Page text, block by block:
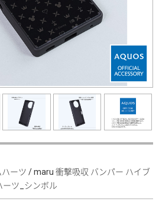
ーツ / maru 衝撃吸収 バンパー ハイブ
ーツ_シンボル